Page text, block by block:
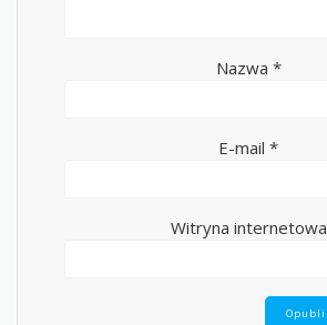
Nazwa *
E-mail *
Witryna internetowa